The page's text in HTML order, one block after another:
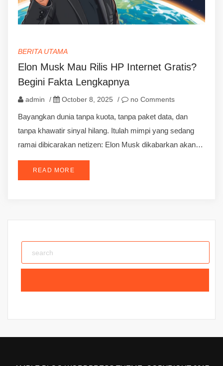
BERITA UTAMA
Elon Musk Mau Rilis HP Internet Gratis?
Begini Fakta Lengkapnya
admin / October 8, 2025 / no Comments
Bayangkan dunia tanpa kuota, tanpa paket data, dan
tanpa khawatir sinyal hilang. Itulah mimpi yang sedang
ramai dibicarakan netizen: Elon Musk dikabarkan akan…
READ MORE